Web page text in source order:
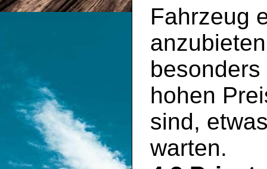
Fahrzeug
hohen
sind,
warten.